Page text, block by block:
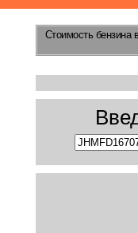
Стоимость бензина